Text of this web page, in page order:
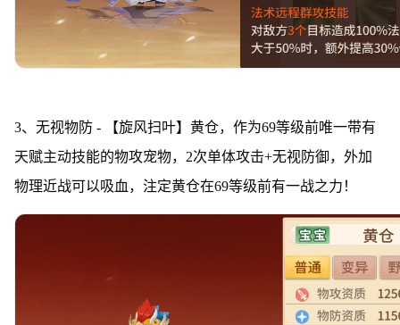
3、无视物防 - 【旋风扫叶】黄仓，作为69等级前唯一带有
天赋主动技能的物攻宠物，2次单体攻击+无视防御，外加
物理近战可以吸血，注定黄仓在69等级前有一战之力！